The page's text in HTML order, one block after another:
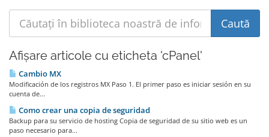
Afișare articole cu eticheta 'cPanel'
Cambio MX
Modificación de los registros MX Paso 1. El primer paso es iniciar sesión en su
cuenta de...
Como crear una copia de seguridad
Backup para su servicio de hosting Copia de seguridad de su sitio web es un
paso necesario para...